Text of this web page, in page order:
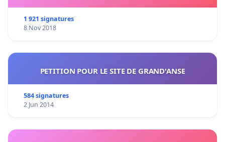
1 921 signatures
8 Nov 2018
PETITION POUR LE SITE DE GRAND'ANSE
584 signatures
2 Jun 2014